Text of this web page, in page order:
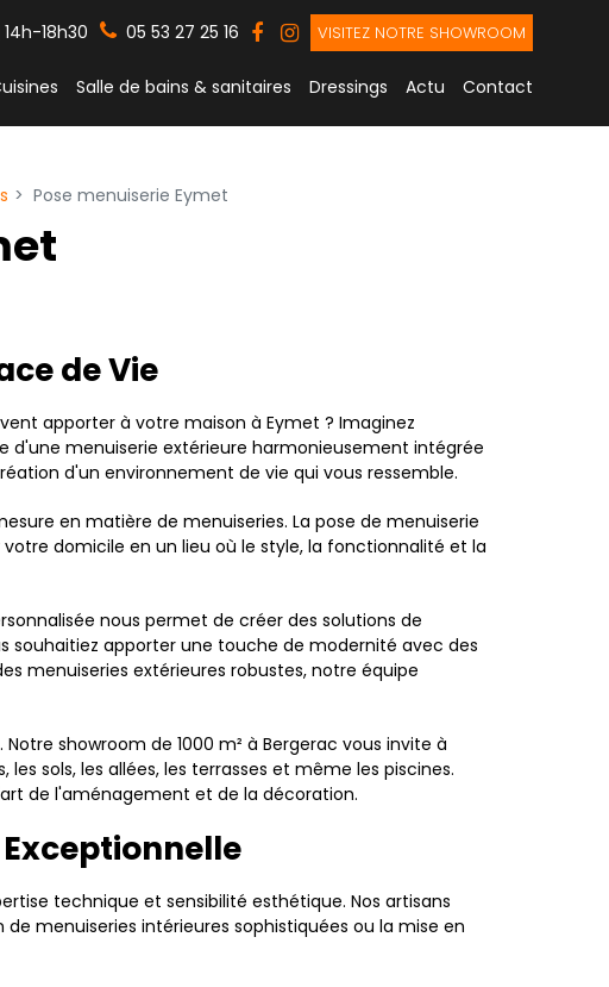
18h30 05 53 27 25 16 VISITEZ NOTRE SHOWROOM
Salle de bains & sanitaires Dressings Actu Contact
Pose menuiserie Eymet
de Vie
apporter à votre maison à Eymet ? Imaginez
menuiserie extérieure harmonieusement intégrée
d'un environnement de vie qui vous ressemble.
en matière de menuiseries. La pose de menuiserie
domicile en un lieu où le style, la fonctionnalité et la
nous permet de créer des solutions de
souhaitiez apporter une touche de modernité avec des
menuiseries extérieures robustes, notre équipe
showroom de 1000 m² à Bergerac vous invite à
sols, les allées, les terrasses et même les piscines.
de l'aménagement et de la décoration.
technique et sensibilité esthétique. Nos artisans
menuiseries intérieures sophistiquées ou la mise en